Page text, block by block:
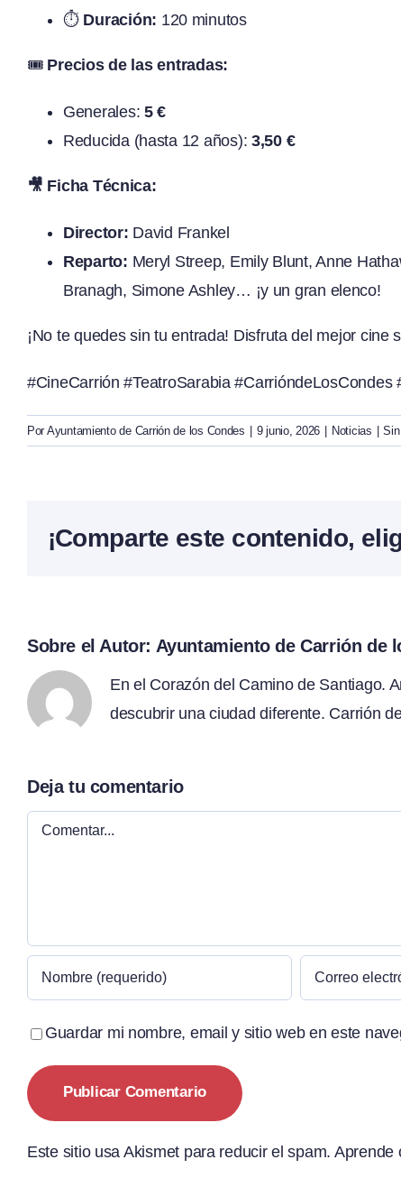
⏱️ Duración: 120 minutos
🎟️ Precios de las entradas:
Generales:5 €
Reducida (hasta 12 años): 3,50 €
🎥 Ficha Técnica:
Director: David Frankel
Reparto: Meryl Streep, Emily Blunt, Anne
Branagh, Simone Ashley… ¡y un gran elenco!
¡No te quedes sin tu entrada! Disfruta del mejor
#CineCarrión #TeatroSarabia #CarrióndeLosCondes
Por Ayuntamiento de Carrión de los Condes 9 junio, 2026 Noticias
¡Comparte este contenido,
Sobre el Autor: Ayuntamiento de Carrión de
En el Corazón del Camino de Santiago.
descubrir una ciudad diferente. Carrión
Deja tu comentario
Comentar
Guardar mi nombre, email y sitio web en este
Este sitio usa Akismet para reducir el spam. Aprende